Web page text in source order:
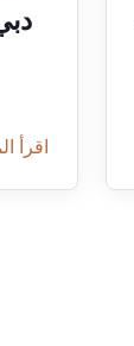
اقرأ